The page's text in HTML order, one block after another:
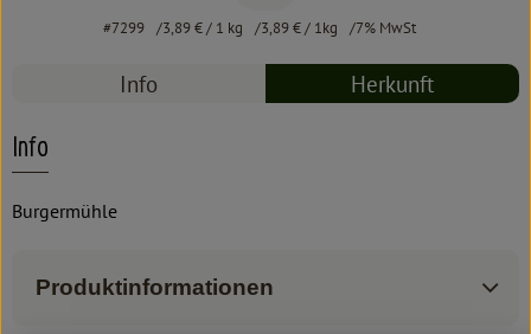
#7299 3,89 €/ 1 kg 3,89 €/ 1kg 7% MwSt
Info Herkunft
Info
Burgermühle
Produktinformationen